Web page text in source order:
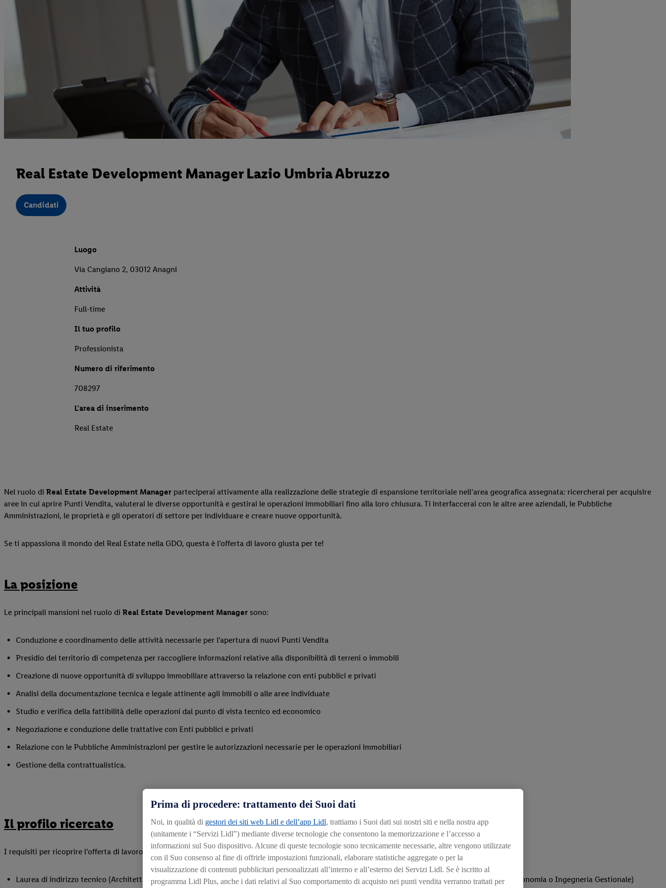
Real Estate Development Manager Lazio Umbria Abruzzo
Candidati
Luogo
Via Cangiano 2, 03012 Anagni
Attività
Full-time
Il tuo profilo
Professionista
Numero di riferimento
708297
L'area di inserimento
Real Estate
Nel ruolo di Real Estate Development Manager parteciperai attivamente alla realizzazione delle strategie di espansione territoriale nell’area geografica assegnata: ricercherai per acquisire
aree in cui aprire Punti Vendita, valuterai le diverse opportunità e gestirai le operazioni immobiliari fino alla loro chiusura. Ti interfaccerai con le altre aree aziendali, le Pubbliche
Amministrazioni, le proprietà e gli operatori di settore per individuare e creare nuove opportunità.
Se ti appassiona il mondo del Real Estate nella GDO, questa è l’offerta di lavoro giusta per te!
La posizione
Le principali mansioni nel ruolo di Real Estate Development Manager sono:
Conduzione e coordinamento delle attività necessarie per l'apertura di nuovi Punti Vendita
Presidio del territorio di competenza per raccogliere informazioni relative alla disponibilità di terreni o immobili
Creazione di nuove opportunità di sviluppo immobiliare attraverso la relazione con enti pubblici e privati
Analisi della documentazione tecnica e legale attinente agli immobili o alle aree individuate
Studio e verifica della fattibilità delle operazioni dal punto di vista tecnico ed economico
Negoziazione e conduzione delle trattative con Enti pubblici e privati
Relazione con le Pubbliche Amministrazioni per gestire le autorizzazioni necessarie per le operazioni immobiliari
Gestione della contrattualistica.
Il profilo ricercato
I requisiti per ricoprire l’offerta di lavoro come Real Estate Development Manager
Laurea di indirizzo tecnico (Architettura, Pianificazione Territoriale Urbanistica e Ambientale, Ingegneria Civile o Edile) o economico gestionale (Economia o Ingegneria Gestionale)
Prima di procedere: trattamento dei Suoi dati
Noi, in qualità di gestori dei siti web Lidl e dell’app Lidl, trattiamo i Suoi dati sui nostri siti e nella nostra app
(unitamente i “Servizi Lidl”) mediante diverse tecnologie che consentono la memorizzazione e l’accesso a
informazioni sul Suo dispositivo. Alcune di queste tecnologie sono tecnicamente necessarie, altre vengono utilizzate
con il Suo consenso al fine di offrirle impostazioni funzionali, elaborare statistiche aggregate o per la
visualizzazione di contenuti pubblicitari personalizzati all’interno e all’esterno dei Servizi Lidl. Se è iscritto al
programma Lidl Plus, anche i dati relativi al Suo comportamento di acquisto nei punti vendita verranno trattati per